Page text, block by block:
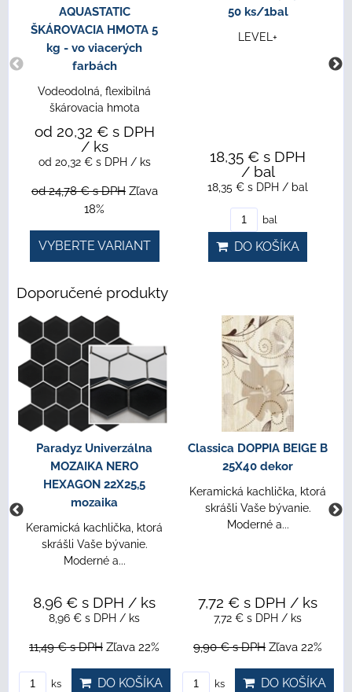
AQUASTATIC
ŠKÁROVACIA HMOTA 5
kg - vo viacerých
farbách
Vodeodolná, flexibilná
škárovacia hmota
od 20,32 € s DPH
/ ks
od 20,32 € s DPH / ks
od 24,78 €s DPH Zľava
18%
VYBERTE VARIANT
50 ks/1bal
LEVEL+
18,35 € s DPH
/ bal
18,35 € s DPH / bal
bal
DO KOŠÍKA
Doporučené produkty
Paradyz Univerzálna
MOZAIKA NERO
HEXAGON 22X25,5
mozaika
Keramická kachlička, ktorá
skrášli Vaše bývanie.
Moderné a...
8,96 € s DPH / ks
8,96 € s DPH / ks
11,49 €s DPH Zľava 22%
ks DO KOŠÍKA
Classica DOPPIA BEIGE B
25X40 dekor
Keramická kachlička, ktorá
skrášli Vaše bývanie.
Moderné a...
7,72 € s DPH / ks
7,72 € s DPH / ks
9,90 €s DPH Zľava 22%
ks DO KOŠÍKA